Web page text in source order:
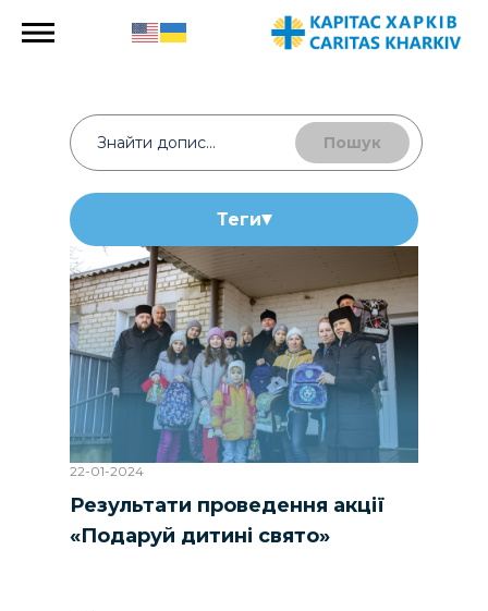
Пошук
Теги
22-01-2024
Результати проведення акції
«Подаруй дитині свято»